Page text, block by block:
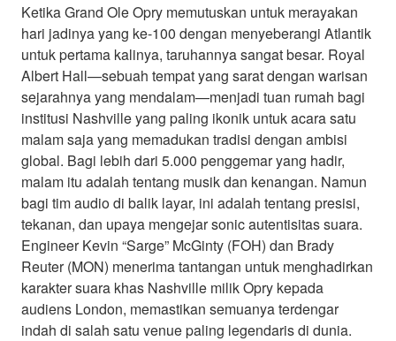
Ketika Grand Ole Opry memutuskan untuk merayakan
hari jadinya yang ke-100 dengan menyeberangi Atlantik
untuk pertama kalinya, taruhannya sangat besar. Royal
Albert Hall—sebuah tempat yang sarat dengan warisan
sejarahnya yang mendalam—menjadi tuan rumah bagi
institusi Nashville yang paling ikonik untuk acara satu
malam saja yang memadukan tradisi dengan ambisi
global. Bagi lebih dari 5.000 penggemar yang hadir,
malam itu adalah tentang musik dan kenangan. Namun
bagi tim audio di balik layar, ini adalah tentang presisi,
tekanan, dan upaya mengejar sonic autentisitas suara.
Engineer Kevin “Sarge” McGinty (FOH) dan Brady
Reuter (MON) menerima tantangan untuk menghadirkan
karakter suara khas Nashville milik Opry kepada
audiens London, memastikan semuanya terdengar
indah di salah satu venue paling legendaris di dunia.